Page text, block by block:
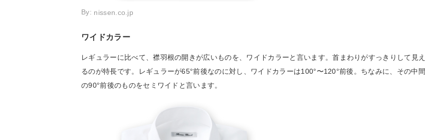
By: nissen.co.jp
ワイドカラー
レギュラーに比べて、襟羽根の開きが広いものを、ワイドカラーと言います。首まわりがすっきりして見え
るのが特長です。レギュラーが65°前後なのに対し、ワイドカラーは100°〜120°前後。ちなみに、その中間
の90°前後のものをセミワイドと言います。